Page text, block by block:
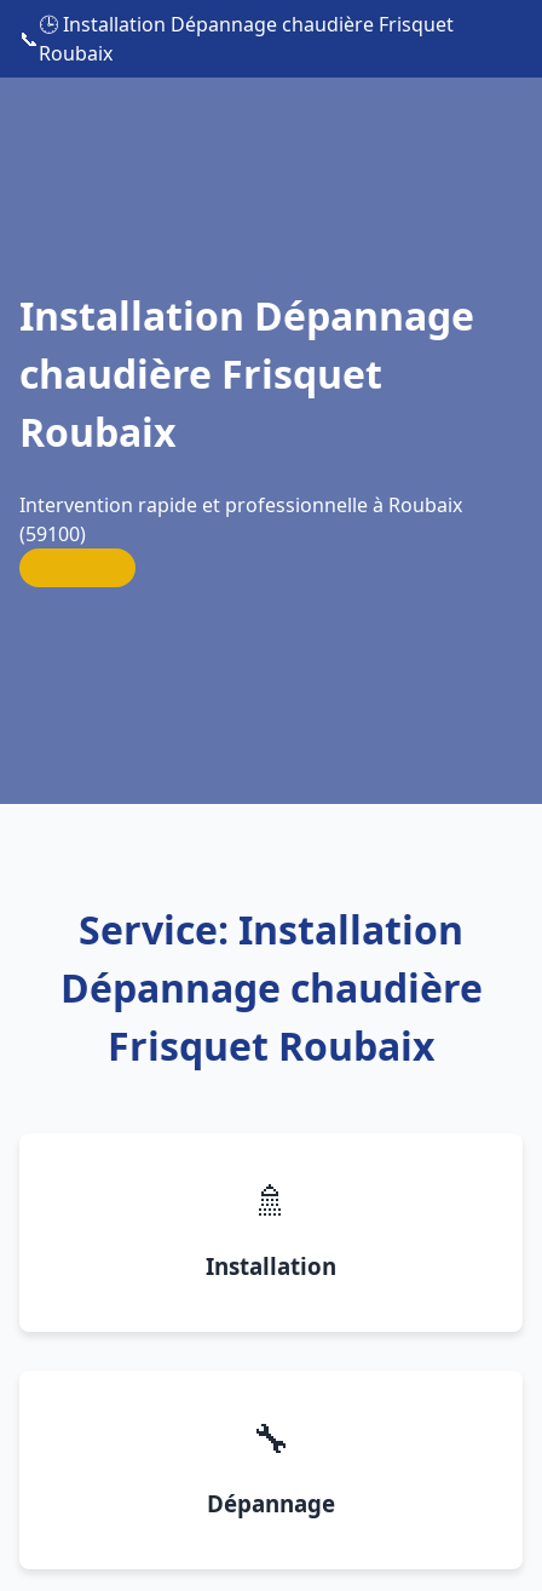
📞
🕒 Installation Dépannage chaudière Frisquet
Roubaix
Installation Dépannage
chaudière Frisquet
Roubaix
Intervention rapide et professionnelle à Roubaix
(59100)
Service: Installation
Dépannage chaudière
Frisquet Roubaix
🚿
Installation
🔧
Dépannage